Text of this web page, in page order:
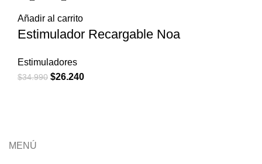
Añadir al carrito
Estimulador Recargable Noa
Estimuladores
$34.990 El
$26.240El
MENÚ